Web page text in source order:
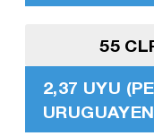
55
2,37 UYU